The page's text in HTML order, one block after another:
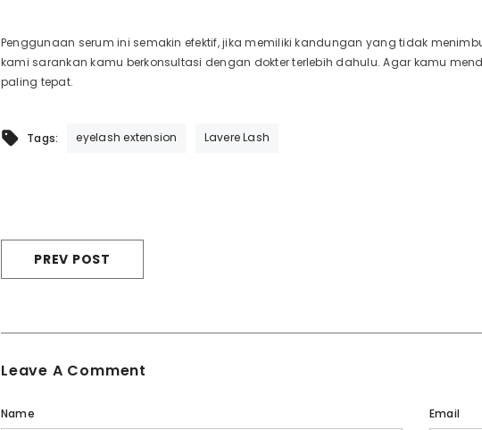
Penggunaan serum ini semakin efektif, jika memiliki kandungan yang tidak
kami sarankan kamu berkonsultasi dengan dokter terlebih dahulu. Agar kamu
paling tepat.
Tags: eyelash extension Lavere Lash
PREV POST
Leave A Comment
Name Email